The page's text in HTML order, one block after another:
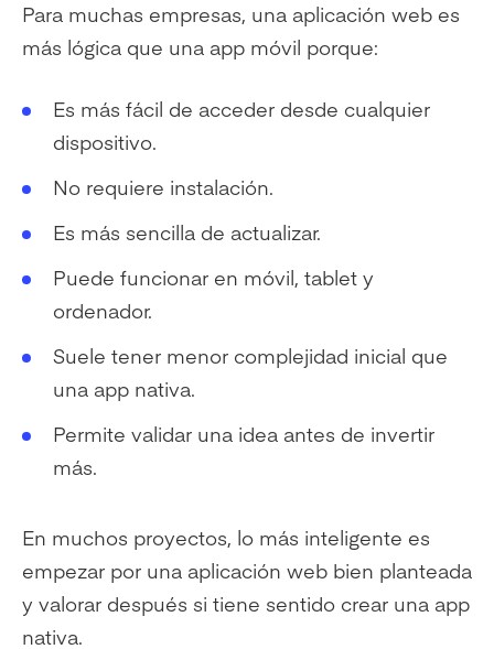
Para muchas empresas, una aplicación web es
más lógica que una app móvil porque:
Es más fácil de acceder desde cualquier
dispositivo.
No requiere instalación.
Es más sencilla de actualizar.
Puede funcionar en móvil, tablet y
ordenador.
Suele tener menor complejidad inicial que
una app nativa.
Permite validar una idea antes de invertir
más.
En muchos proyectos, lo más inteligente es
empezar por una aplicación web bien planteada
y valorar después si tiene sentido crear una app
nativa.